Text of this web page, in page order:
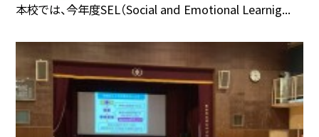
本校では、今年度SEL（Social and Emotional Learnig...